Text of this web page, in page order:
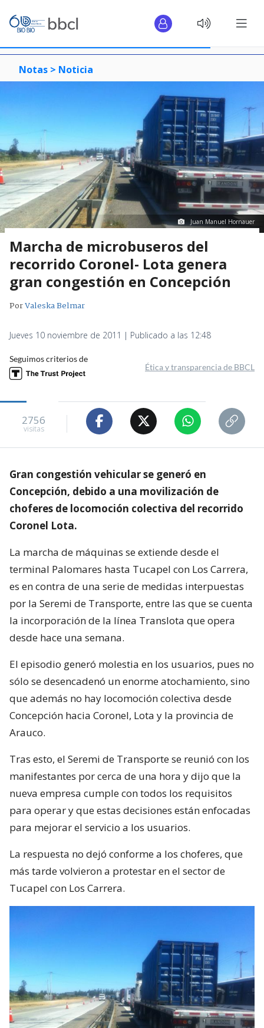
Notas > Noticia
Juan Manuel Hornauer
Marcha de microbuseros del
recorrido Coronel- Lota genera
gran congestión en Concepción
PorValeska Belmar
Jueves 10 noviembre de 2011 | Publicado a las 12:48
Seguimos criterios de
Ética y transparencia de BBCL
2756
visitas
Gran congestión vehicular se generó en
Concepción, debido a una movilización de
choferes de locomoción colectiva del recorrido
Coronel Lota.
La marcha de máquinas se extiende desde el
terminal Palomares hasta Tucapel con Los Carrera,
es en contra de una serie de medidas interpuestas
por la Seremi de Transporte, entre las que se cuenta
la incorporación de la línea Translota que opera
desde hace una semana.
El episodio generó molestia en los usuarios, pues no
sólo se desencadenó un enorme atochamiento, sino
que además no hay locomoción colectiva desde
Concepción hacia Coronel, Lota y la provincia de
Arauco.
Tras esto, el Seremi de Transporte se reunió con los
manifestantes por cerca de una hora y dijo que la
nueva empresa cumple con todos los requisitos
para operar y que estas decisiones están enfocadas
para mejorar el servicio a los usuarios.
La respuesta no dejó conforme a los choferes, que
más tarde volvieron a protestar en el sector de
Tucapel con Los Carrera.